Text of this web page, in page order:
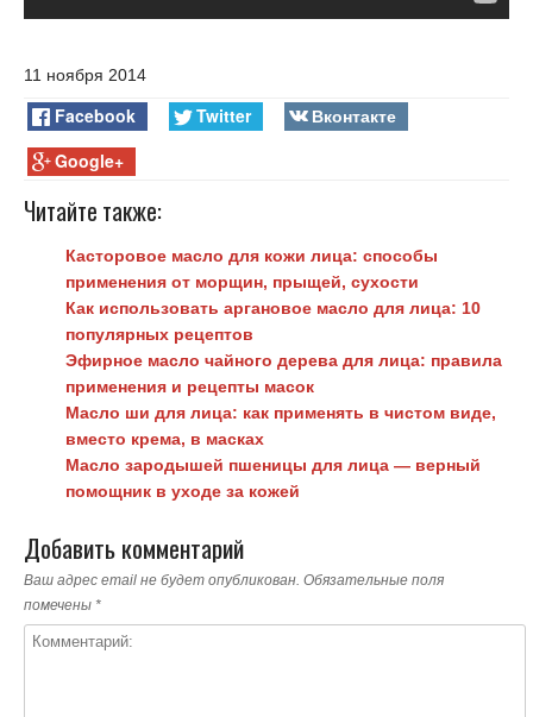
11 ноября 2014
Facebook Twitter
Вконтакте
Google+
Читайте также:
Касторовое масло для кожи лица: способы
применения от морщин, прыщей, сухости
Как использовать аргановое масло для лица: 10
популярных рецептов
Эфирное масло чайного дерева для лица: правила
применения и рецепты масок
Масло ши для лица: как применять в чистом виде,
вместо крема, в масках
Масло зародышей пшеницы для лица — верный
помощник в уходе за кожей
Добавить комментарий
Ваш адрес email не будет опубликован. Обязательные поля
помечены *